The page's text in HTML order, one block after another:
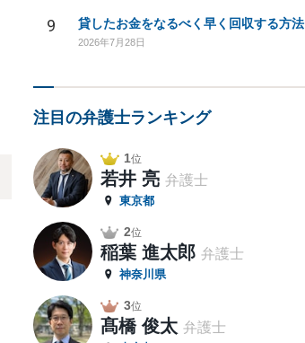
9 貸したお金をなるべく早く回収する方法
2026年7月28日
注目の弁護士ランキング
1位
若井 亮 弁護士
東京都
2位
稲葉 進太郎 弁護士
神奈川県
3位
髙橋 俊太 弁護士